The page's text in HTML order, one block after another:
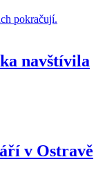
navštívila
v Ostravě